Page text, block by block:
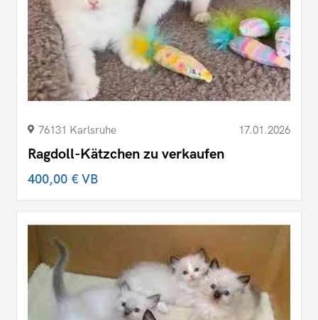
76131 Karlsruhe 17.01.2026
Ragdoll-Kätzchen zu verkaufen
400,00 €VB